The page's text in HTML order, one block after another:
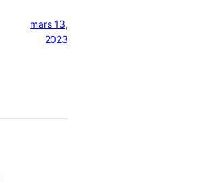
mars 13,
2023